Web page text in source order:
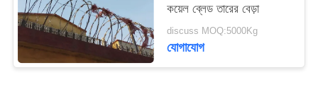
কয়েল ব্লেড তারের বেড়া
discuss MOQ:5000Kg
যোগাযোগ